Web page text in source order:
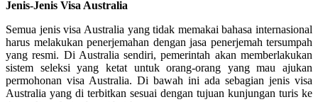
Jenis-Jenis Visa Australia
Semua jenis visa Australia yang tidak memakai bahasa internasional
harus melakukan penerjemahan dengan jasa penerjemah tersumpah
yang resmi. Di Australia sendiri, pemerintah akan memberlakukan
sistem seleksi yang ketat untuk orang-orang yang mau ajukan
permohonan visa Australia. Di bawah ini ada sebagian jenis visa
Australia yang di terbitkan sesuai dengan tujuan kunjungan turis ke